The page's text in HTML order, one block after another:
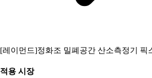
[레이먼드]정화조 밀폐공간 산소측정기 픽
적용 시장